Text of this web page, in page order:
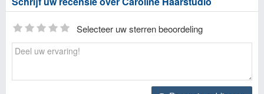
Selecteer uw sterren beoordeling